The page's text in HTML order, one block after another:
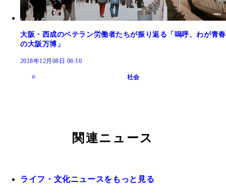
大阪・西成のベテラン労働者たちが振り返る「嗚呼、わが青春
の大阪万博」
2018年12月08日 06:10
社会
関連ニュース
ライフ・文化ニュースをもっと見る